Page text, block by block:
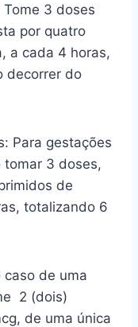
3 doses
por quatro
a cada 4 horas,
decorrer do
Para gestações
tomar 3 doses,
de
totalizando 6
caso de uma
2 (dois)
de uma única